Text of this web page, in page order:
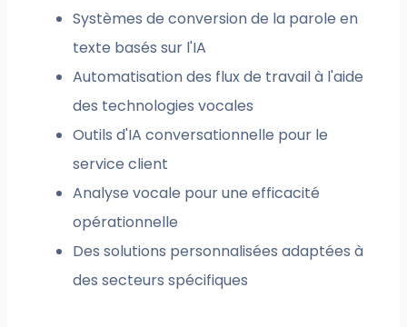
Systèmes de conversion de la parole en
texte basés sur l'IA
Automatisation des flux de travail à l'aide
des technologies vocales
Outils d'IA conversationnelle pour le
service client
Analyse vocale pour une efficacité
opérationnelle
Des solutions personnalisées adaptées à
des secteurs spécifiques